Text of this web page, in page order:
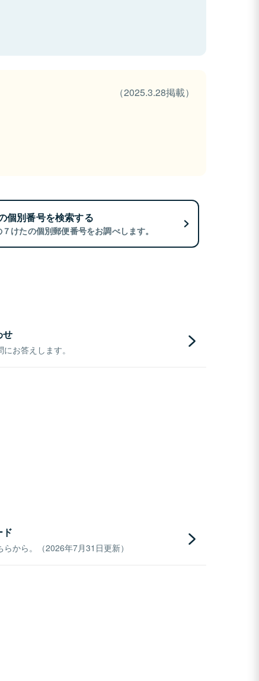
（2025.3.28掲載）
個別番号を検索する
けたの個別郵便番号をお調べします。
せ
お答えします。
ド
から。（2026年7月31日更新）